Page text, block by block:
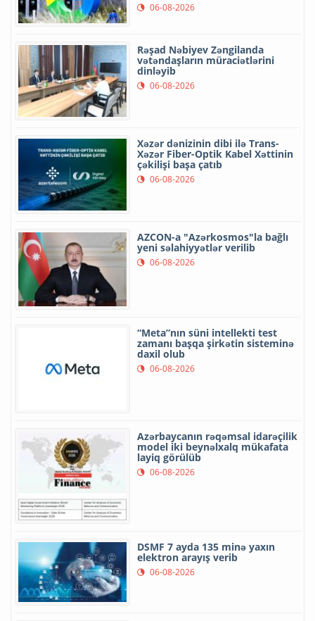
06-08-2026
Rəşad Nəbiyev Zəngilanda
vətəndaşların müraciətlərini
dinləyib
06-08-2026
Xəzər dənizinin dibi ilə Trans-
Xəzər Fiber-Optik Kabel Xəttinin
çəkilişi başa çatıb
06-08-2026
AZCON-a "Azərkosmos"la bağlı
yeni səlahiyyətlər verilib
06-08-2026
“Meta”nın süni intellekti test
zamanı başqa şirkətin sisteminə
daxil olub
06-08-2026
Azərbaycanın rəqəmsal idarəçilik
model iki beynəlxalq mükafata
layiq görülüb
06-08-2026
DSMF 7 ayda 135 minə yaxın
elektron arayış verib
06-08-2026